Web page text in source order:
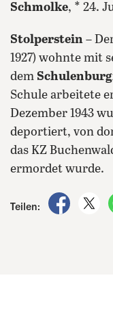
Schmolke, * 24.
Stolperstein –
1927) wohnte mit
dem
Schule arbeitete
Dezember 1943
deportiert, von
das KZ
ermordet wurde.
Teilen:
auf